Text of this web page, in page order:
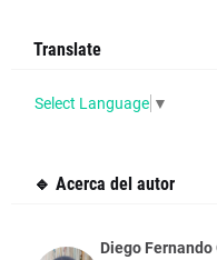
Translate
Select Language ▼
🔹 Acerca del autor
Diego Fernando